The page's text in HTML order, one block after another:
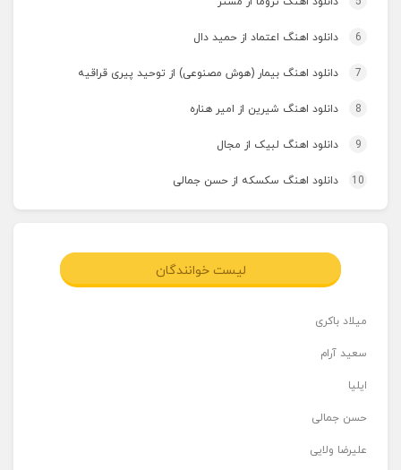
6 دانلود اهنگ اعتماد از حمید دال
7 دانلود اهنگ بیمار (هوش مصنوعی) از توحید پیری قراقیه
8 دانلود اهنگ شیرین از امیر هناره
9 دانلود اهنگ لبیک از مجال
10 دانلود اهنگ سکسکه از حسن جمالی
لیست خوانندگان
میلاد باکری
سعید آرام
ایلیا
حسن جمالی
علیرضا ولایی